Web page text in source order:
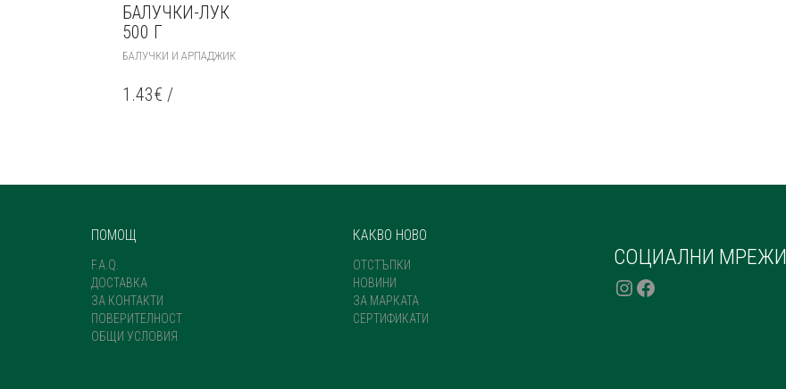
БАЛУЧКИ-ЛУК
500 Г
БАЛУЧКИ И АРПАДЖИК
1.43€ /
ПОМОЩ
F.A.Q.
ДОСТАВКА
ЗА КОНТАКТИ
ПОВЕРИТЕЛНОСТ
ОБЩИ УСЛОВИЯ
КАКВО НОВО
ОТСТЪПКИ
НОВИНИ
ЗА МАРКАТА
СЕРТИФИКАТИ
СОЦИАЛНИ МРЕЖИ
INSTAGRAM
FACEBOOK